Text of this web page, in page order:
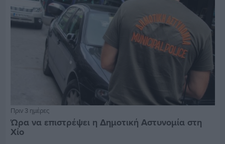
Πριν 3 ημέρες
Ώρα να επιστρέψει η Δημοτική Αστυνομία στη
Χίο